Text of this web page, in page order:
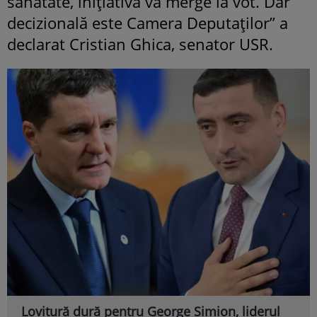
decizională este Camera Deputaților” a
declarat Cristian Ghica, senator USR.
Lovitură dură pentru George Simion, liderul